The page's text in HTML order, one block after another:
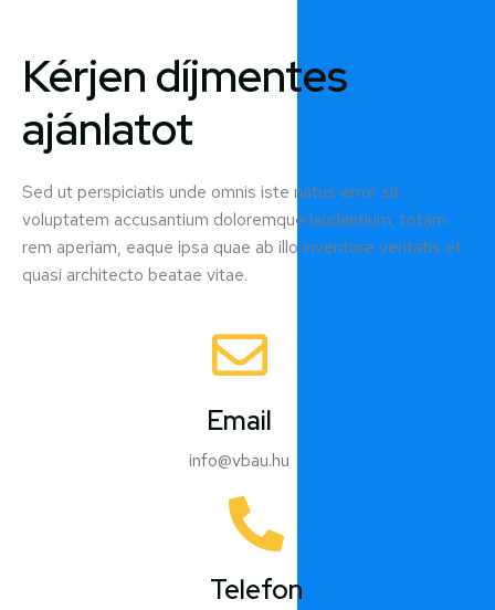
Kérjen díjmentes
ajánlatot
Sed ut perspiciatis unde omnis iste natus error sit
voluptatem accusantium doloremque laudantium, totam
rem aperiam, eaque ipsa quae ab illo inventore veritatis et
quasi architecto beatae vitae.
Email
info@vbau.hu
Telefon